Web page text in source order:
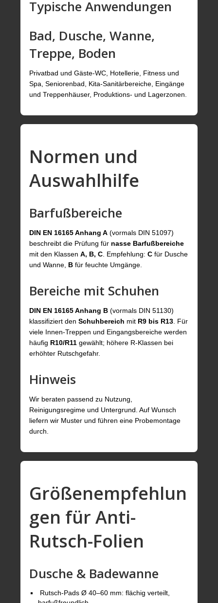
Typische Anwendungen
Bad, Dusche, Wanne,
Treppe, Boden
Privatbad und Gäste-WC, Hotellerie, Fitness und
Spa, Seniorenbad, Kita-Sanitärbereiche, Eingänge
und Treppenhäuser, Produktions- und Lagerzonen.
Normen und
Auswahlhilfe
Barfußbereiche
DIN EN 16165 Anhang A (vormals DIN 51097)
beschreibt die Prüfung für nasse Barfußbereiche
mit den Klassen A, B, C. Empfehlung: C für Dusche
und Wanne, B für feuchte Umgänge.
Bereiche mit Schuhen
DIN EN 16165 Anhang B (vormals DIN 51130)
klassifiziert den Schuhbereich mit R9 bis R13. Für
viele Innen-Treppen und Eingangsbereiche werden
häufig R10/R11 gewählt; höhere R-Klassen bei
erhöhter Rutschgefahr.
Hinweis
Wir beraten passend zu Nutzung,
Reinigungsregime und Untergrund. Auf Wunsch
liefern wir Muster und führen eine Probemontage
durch.
Größenempfehlun
gen für Anti-
Rutsch-Folien
Dusche & Badewanne
Rutsch-Pads Ø 40–60 mm: flächig verteilt,